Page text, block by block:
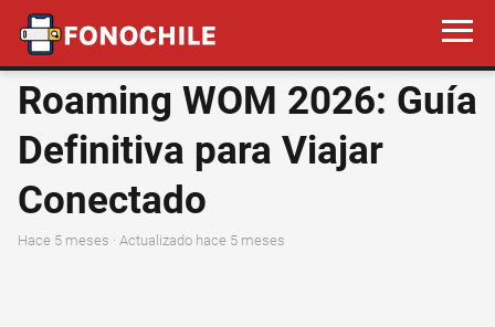
Roaming WOM 2026: Guía
Definitiva para Viajar
Conectado
hace 5 meses · Actualizado hace 5 meses